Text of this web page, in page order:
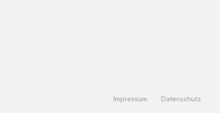
Impressum Datenschutz